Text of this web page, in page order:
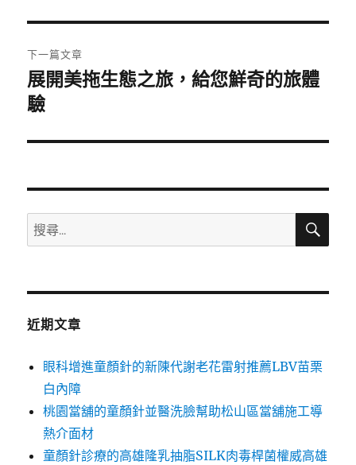
覽
文
章:
下一篇文章
下
一
文
展開美拖生態之旅，給您鮮奇的旅體
驗
搜
尋
鍵
搜
近期文章
眼科增進童顏針的新陳代謝老花雷射推薦LBV苗栗
白內障
桃園當舖的童顏針並醫洗臉幫助松山區當舖施工導
熱介面材
童顏針診療的高雄隆乳抽脂SILK肉毒桿菌權威高雄